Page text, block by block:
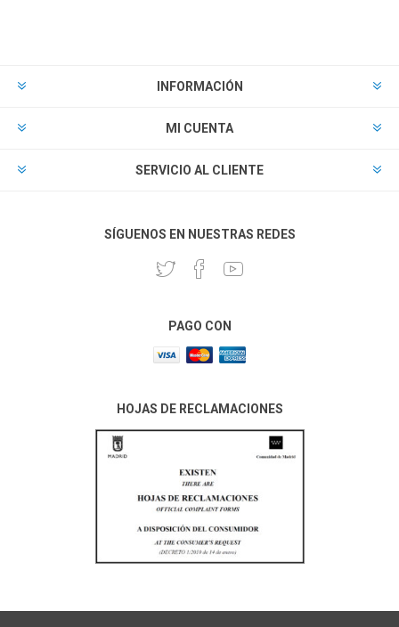
INFORMACIÓN
MI CUENTA
SERVICIO AL CLIENTE
SÍGUENOS EN NUESTRAS REDES
PAGO CON
HOJAS DE RECLAMACIONES